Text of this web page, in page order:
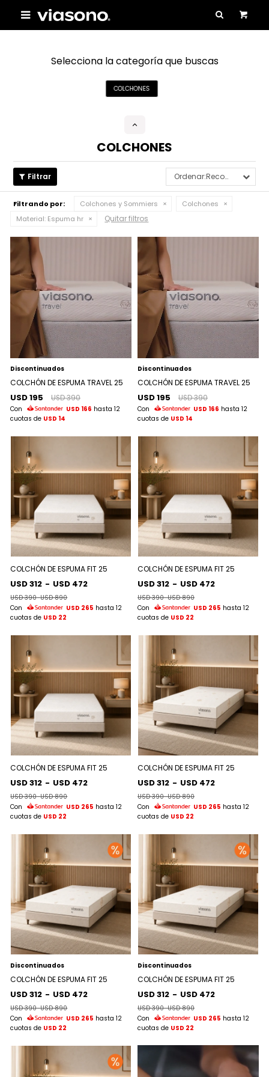

Selecciona la categoría que buscas
COLCHONES
COLCHONES
Recomendados
Filtrando por: Colchones y Sommiers
Colchones
Material: Espuma hr Quitar filtros
Discontinuados
COLCHÓN DE ESPUMA TRAVEL 25
USD 195 USD 390
Con USD 166 hasta 12
cuotas de USD 14
Discontinuados
COLCHÓN DE ESPUMA TRAVEL 25
USD 195 USD 390
Con USD 166 hasta 12
cuotas de USD 14
COLCHÓN DE ESPUMA FIT 25
USD 312 - USD 472
USD 390-USD 890
Con
USD 265 hasta 12
cuotas de USD 22
COLCHÓN DE ESPUMA FIT 25
USD 312 - USD 472
USD 390-USD 890
Con
USD 265 hasta 12
cuotas de USD 22
COLCHÓN DE ESPUMA FIT 25
USD 312 - USD 472
USD 390-USD 890
Con
USD 265 hasta 12
cuotas de USD 22
COLCHÓN DE ESPUMA FIT 25
USD 312 - USD 472
USD 390-USD 890
Con
USD 265 hasta 12
cuotas de USD 22
Discontinuados
COLCHÓN DE ESPUMA FIT 25
USD 312 - USD 472
USD 390-USD 890
Con
USD 265 hasta 12
cuotas de USD 22
Discontinuados
COLCHÓN DE ESPUMA FIT 25
USD 312 - USD 472
USD 390-USD 890
Con
USD 265 hasta 12
cuotas de USD 22